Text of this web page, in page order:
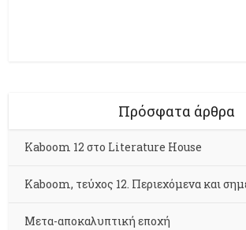
Πρόσφατα άρθρα
Kaboom 12 στο Literature House
Kaboom, τεύχος 12. Περιεχόμενα και
Μετα-αποκαλυπτική εποχή